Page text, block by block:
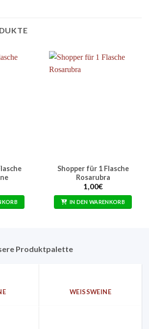
Shopper für 1 Flasche
Rosarubra
1,00€
IN DEN WARENKORB
Produktpalette
WEISSWEINE